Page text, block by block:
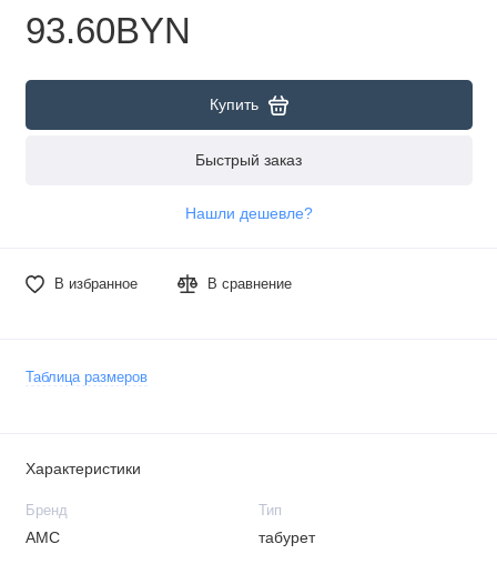
93.60BYN
Купить
Быстрый заказ
Нашли дешевле?
В избранное В сравнение
Таблица размеров
Характеристики
Бренд
АМС
Тип
табурет